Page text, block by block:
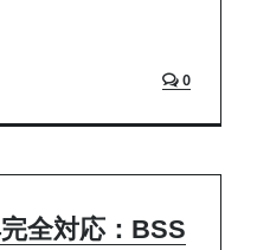
0
全対応：BSS